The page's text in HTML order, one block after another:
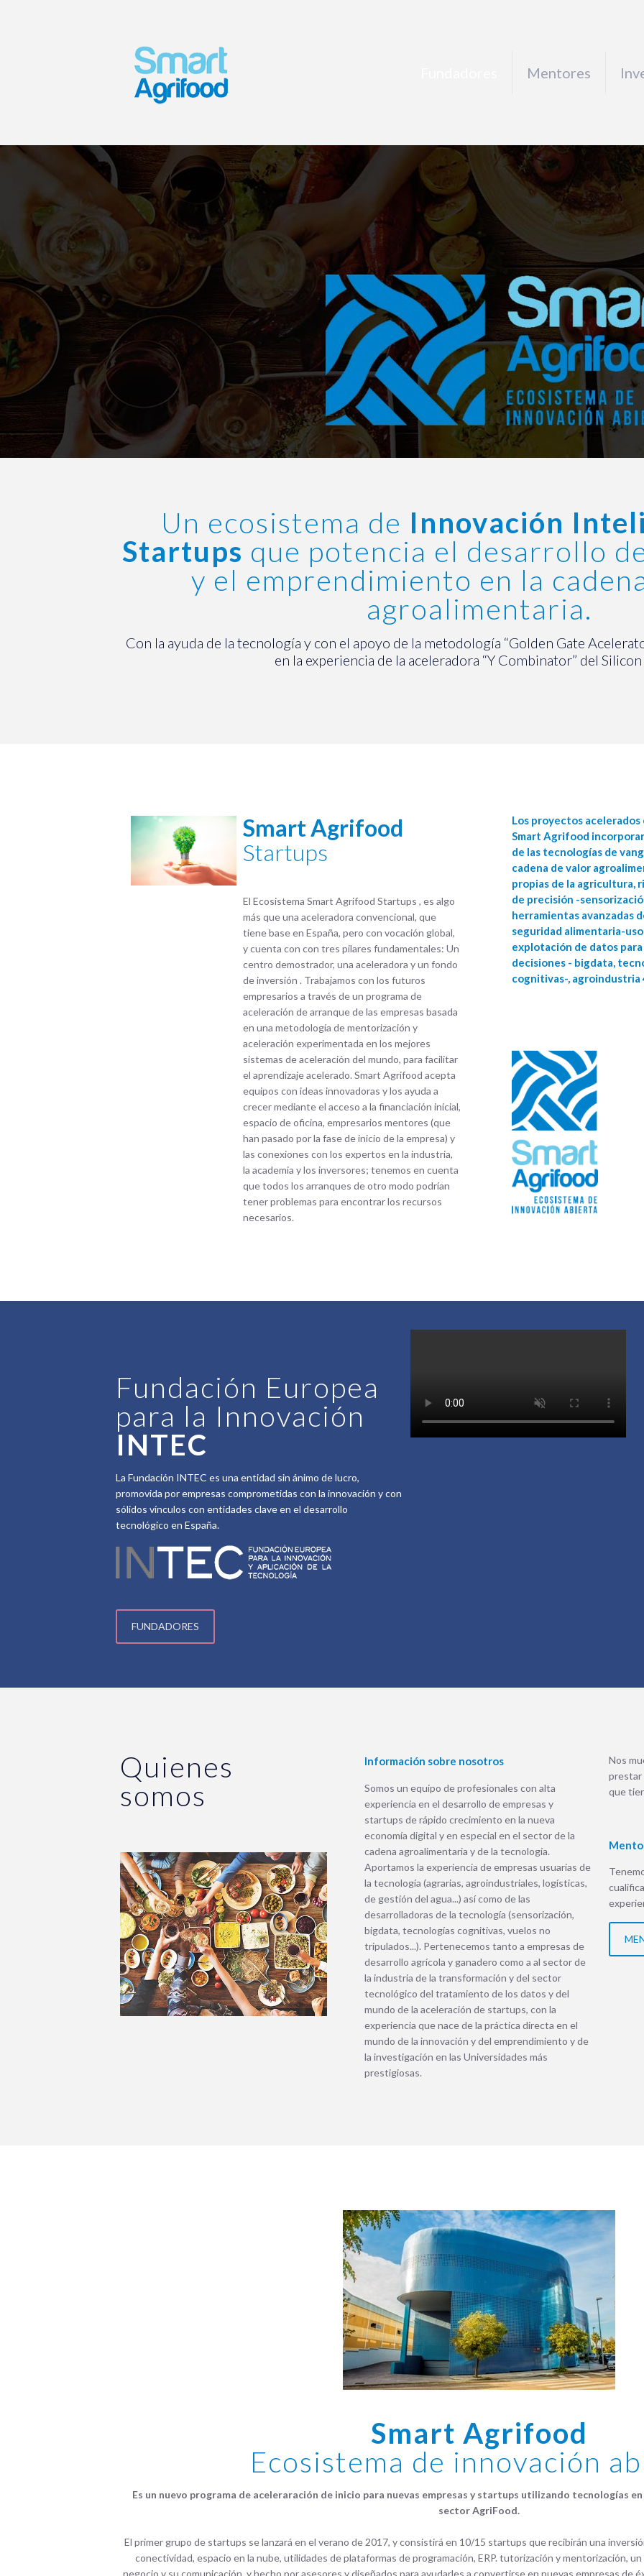
Mentores
Un ecosistema de Innovación
Startups que potencia el desarrollo
y el emprendimiento en la
agroalimentaria.
Con la ayuda de la tecnología y con el apoyo de la metodología “Golden Gate
en la experiencia de la aceleradora “Y Combinator” del Silicon
Smart Agrifood
Startups
El Ecosistema Smart Agrifood Startups , es algo
más que una aceleradora convencional, que
tiene base en España, pero con vocación global,
y cuenta con con tres pilares fundamentales: Un
centro demostrador, una aceleradora y un fondo
de inversión . Trabajamos con los futuros
empresarios a través de un programa de
aceleración de arranque de las empresas basada
en una metodología de mentorización y
aceleración experimentada en los mejores
sistemas de aceleración del mundo, para facilitar
el aprendizaje acelerado. Smart Agrifood acepta
equipos con ideas innovadoras y los ayuda a
crecer mediante el acceso a la financiación inicial,
espacio de oficina, empresarios mentores (que
han pasado por la fase de inicio de la empresa) y
las conexiones con los expertos en la industria,
la academia y los inversores; tenemos en cuenta
que todos los arranques de otro modo podrían
tener problemas para encontrar los recursos
necesarios.
Los proyectos acelerados
Smart Agrifood
de las tecnologías de
cadena de valor
propias de la agricultura,
de precisión -
herramientas avanzadas
seguridad alimentaria-uso
explotación de datos para
decisiones - bigdata,
cognitivas-, agroindustria
Fundación Europea
para la Innovación
INTEC
La Fundación INTEC es una entidad sin ánimo de lucro,
promovida por empresas comprometidas con la innovación y con
sólidos vínculos con entidades clave en el desarrollo
tecnológico en España.
FUNDADORES
Quienes
somos
Información sobre nosotros
Somos un equipo de profesionales con alta
experiencia en el desarrollo de empresas y
startups de rápido crecimiento en la nueva
economía digital y en especial en el sector de la
cadena agroalimentaria y de la tecnología.
Aportamos la experiencia de empresas usuarias de
la tecnología (agrarias, agroindustriales, logísticas,
de gestión del agua...) así como de las
desarrolladoras de la tecnología (sensorización,
bigdata, tecnologías cognitivas, vuelos no
tripulados...). Pertenecemos tanto a empresas de
desarrollo agrícola y ganadero como a al sector de
la industria de la transformación y del sector
tecnológico del tratamiento de los datos y del
mundo de la aceleración de startups, con la
experiencia que nace de la práctica directa en el
mundo de la innovación y del emprendimiento y de
la investigación en las Universidades más
prestigiosas.
Nos
prestar
que
Smart Agrifood
Ecosistema de innovación
Es un nuevo programa de aceleraración de inicio para nuevas empresas y startups utilizando tecnologías
sector AgriFood.
El primer grupo de startups se lanzará en el verano de 2017, y consistirá en 10/15 startups que recibirán una
conectividad, espacio en la nube, utilidades de plataformas de programación, ERP. tutorización y mentorización,
negocio y su comunicación, y hecho por asesores y diseñados para ayudarles a convertirse en nuevas empresas de